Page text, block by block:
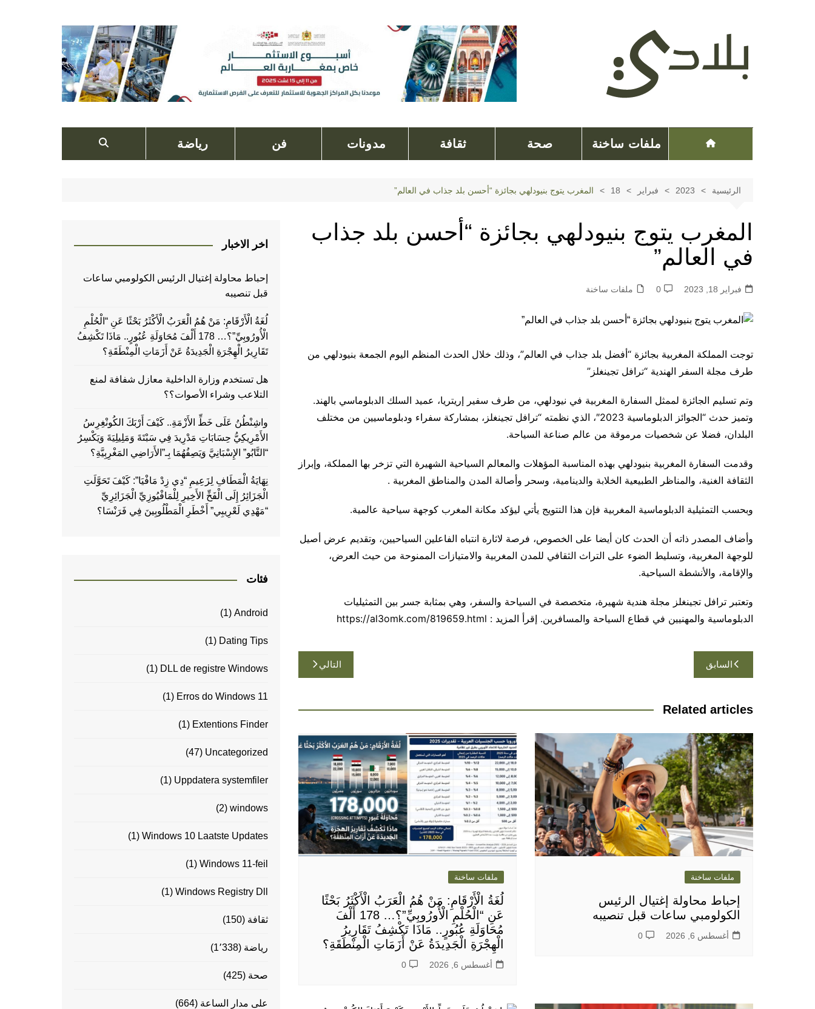
ملفات ساخنة صحة ثقافة مدونات فن رياضة
الرئيسية 2023 فبراير 18 المغرب يتوج بنيودلهي بجائزة “أحسن بلد جذاب في العالم”
المغرب يتوج بنيودلهي بجائزة “أحسن بلد جذاب
في العالم”
فبراير 18, 2023 0 ملفات ساخنة
توجت المملكة المغربية بجائزة “أفضل بلد جذاب في العالم”، وذلك خلال الحدث المنظم اليوم الجمعة بنيودلهي من
طرف مجلة السفر الهندية “ترافل تجينغلز”
وتم تسليم الجائزة لممثل السفارة المغربية في نيودلهي، من طرف سفير إريتريا، عميد السلك الدبلوماسي بالهند.
وتميز حدث “الجوائز الدبلوماسية 2023″، الذي نظمته “ترافل تجينغلز، بمشاركة سفراء ودبلوماسيين من مختلف
البلدان، فضلا عن شخصيات مرموقة من عالم صناعة السياحة.
وقدمت السفارة المغربية بنيودلهي بهذه المناسبة المؤهلات والمعالم السياحية الشهيرة التي تزخر بها المملكة، وإبراز
الثقافة الغنية، والمناظر الطبيعية الخلابة والدينامية، وسحر وأصالة المدن والمناطق المغربية .
وبحسب التمثيلية الدبلوماسية المغربية فإن هذا التتويج يأتي ليؤكد مكانة المغرب كوجهة سياحية عالمية.
وأضاف المصدر ذاته أن الحدث كان أيضا على الخصوص، فرصة لاثارة انتباه الفاعلين السياحيين، وتقديم عرض أصيل
للوجهة المغربية، وتسليط الضوء على التراث الثقافي للمدن المغربية والامتيازات الممنوحة من حيث العرض،
والإقامة، والأنشطة السياحية.
وتعتبر ترافل تجينغلز مجلة هندية شهيرة، متخصصة في السياحة والسفر، وهي بمثابة جسر بين التمثيليات
الدبلوماسية والمهنيين في قطاع السياحة والمسافرين. إقرأ المزيد : https://al3omk.com/819659.html
تصفّح
المقالات
السابق التالي
Related articles
ملفات ساخنة
إحباط محاولة إغتيال الرئيس
الكولومبي ساعات قبل تنصيبه
أغسطس 6, 2026 0
ملفات ساخنة
لُغَةُ الْأَرْقَامِ: مَنْ هُمُ الْعَرَبُ الْأَكْثَرُ بَحْثًا
عَنِ “الْحُلْمِ الْأُورُوبِيِّ”؟… 178 أَلْفَ
مُحَاوَلَةِ عُبُورٍ.. مَاذَا تَكْشِفُ تَقَارِيرُ
الْهِجْرَةِ الْجَدِيدَةُ عَنْ أَزَمَاتِ الْمِنْطَقَةِ؟
أغسطس 6, 2026 0
اخر الاخبار
إحباط محاولة إغتيال الرئيس الكولومبي ساعات
قبل تنصيبه
لُغَةُ الْأَرْقَامِ: مَنْ هُمُ الْعَرَبُ الْأَكْثَرُ بَحْثًا عَنِ “الْحُلْمِ
الْأُورُوبِيِّ”؟… 178 أَلْفَ مُحَاوَلَةِ عُبُورٍ.. مَاذَا تَكْشِفُ
تَقَارِيرُ الْهِجْرَةِ الْجَدِيدَةُ عَنْ أَزَمَاتِ الْمِنْطَقَةِ؟
هل تستخدم وزارة الداخلية معازل شفافة لمنع
التلاعب وشراء الأصوات؟؟
واشِنْطُنُ عَلَى خَطِّ الأَزْمَةِ.. كَيْفَ أَرْبَكَ الكُونْغِرِسُ
الأَمْرِيكِيُّ حِسَابَاتِ مَدْرِيدَ فِي سَبْتَةَ وَمَلِيلِيَةَ وَيَكْسِرُ
“التَّابُو” الإِسْبَانِيَّ وَيَصِفُهُمَا بِـ”الأَرَاضِي المَغْرِبِيَّةِ؟
نِهَايَةُ الْمَطَافِ لِزَعِيمِ “دِي زِدْ مَافْيَا”: كَيْفَ تَحَوَّلَتِ
الْجَزَائِرُ إِلَى الْفَخِّ الأَخِيرِ لِلْمَافْيُوزِيِّ الْجَزَائِرِيِّ
“مَهْدِي لَعْرِيبِي” أَخْطَرِ الْمَطْلُوبِينَ فِي فَرَنْسَا؟
فئات
Android
(1)
Dating Tips
(1)
DLL de registre Windows
(1)
Erros do Windows 11
(1)
Extentions Finder
(1)
Uncategorized
(47)
Uppdatera systemfiler
(1)
windows
(2)
Windows 10 Laatste Updates
(1)
Windows 11-feil
(1)
Windows Registry Dll
(1)
ثقافة (150)
رياضة (1٬338)
صحة (425)
على مدار الساعة (664)